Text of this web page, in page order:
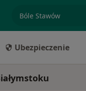
specjalizacja,
Ubezpieczenie